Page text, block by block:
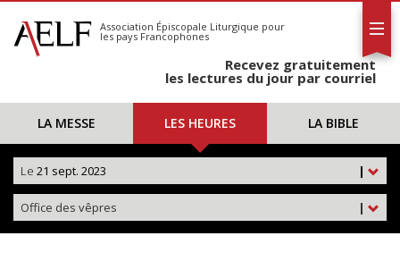
S'abonner
Calendrier
Association Épiscopale Liturgique pour
les pays Francophones
Recevez gratuitement
les lectures du jour par courriel
LA MESSE LES HEURES LA BIBLE
|
Le 21 sept. 2023
|
Office des vêpres